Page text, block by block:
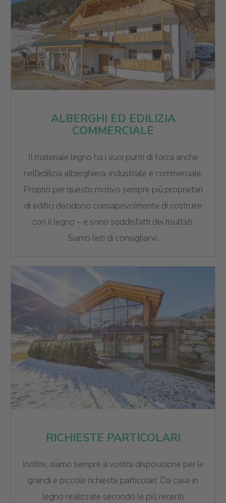
ALBERGHI ED EDILIZIA
COMMERCIALE
Il materiale legno ha i suoi punti di forza anche
nell’edilizia alberghiera, industriale e commerciale.
Proprio per questo motivo sempre più proprietari
di edifici decidono consapevolmente di costruire
con il legno – e sono soddisfatti dei risultati.
Siamo lieti di consigliarvi.
RICHIESTE PARTICOLARI
Inoltre, siamo sempre a vostra disposizione per le
grandi e piccole richieste particolari: Da case in
legno realizzate secondo le più recenti